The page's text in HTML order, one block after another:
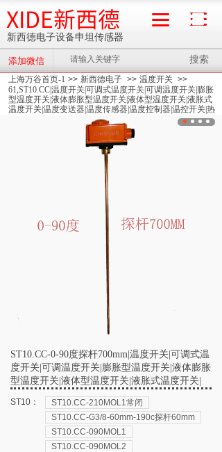
上海万谷首页-1 >> 新西德电子 >> 温度开关 >>
61,ST10.CC|温度开关|可调式温度开关|可调温度开关|膨胀
型温度开关|液体膨胀型温度开关|液体型温度开关|液胀式
温度开关|温度变送器|温度传感器|温度控制器|温控开关|热
保护器开关|微型控制开关|高限温度开关|低限温度开关|高
启温度开关|低启温度开关|温控器|热水温控器|管道温控器|
锅炉温控器|供热温控器|双金属式温控器|压力式温控器|
ST10.CC-0-90度探杆700mm|温度开关|可调式温度开
关|可调温度开关|膨胀型温度开关|液体膨胀型温度开关|液
体型温度开关|液胀式温度开关|
ST10.CC-0-90度探杆700mm|温度开关|可调式温
度开关|可调温度开关|膨胀型温度开关|液体膨胀
型温度开关|液体型温度开关|液胀式温度开关|
ST10：
ST10.CC-210MOL1常闭
ST10.CC-G3/8-60mm-190c探杆60mm
ST10.CC-090MOL1
ST10.CC-090MOL2
搜索
添加微信
新西德电子设备申坦传感器
XIDE新西德